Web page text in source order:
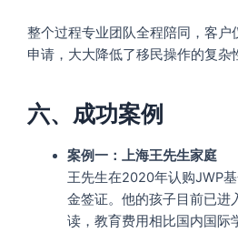
整个过程专业团队全程陪同，客户
申请，大大降低了移民操作的复杂
六、成功案例
案例一：上海王先生家庭
王先生在2020年认购JWP
金签证。他的孩子目前已进
读，教育费用相比国内国际